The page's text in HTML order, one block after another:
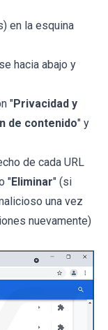
en la esquina
hacia abajo y
"Privacidad y
de contenido" y
de cada URL
"Eliminar" (si
una vez
nuevamente)